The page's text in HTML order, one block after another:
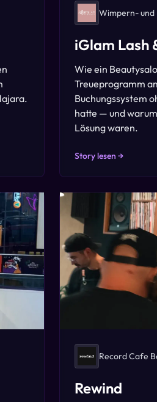
Wimpern- und
iGlam Lash
Wie ein
Treueprogramm
Buchungssystem
hatte — und
Lösung waren.
Story lesen →
Record Cafe
Rewind